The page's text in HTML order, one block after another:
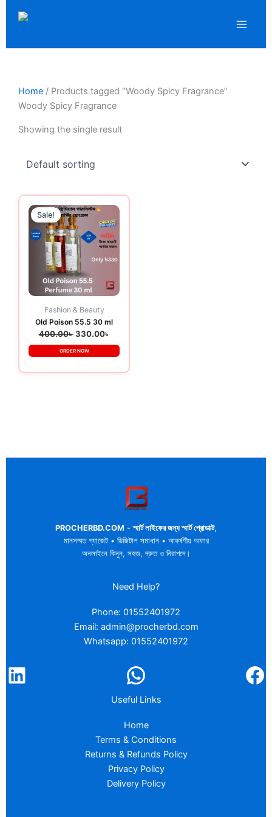
Home / Products tagged “Woody Spicy Fragrance”
Woody Spicy Fragrance
Showing the single result
Sale!
Fashion & Beauty
Old Poison 55.5 30 ml
400.00৳
price
was:
400.00৳ .
330.00৳
Current
price
is:
330.00৳ .
ORDER NOW
PROCHERBD.COM -স্মার্ট লাইফের জন্য স্মার্ট প্রোডাক্ট,
মানসম্মত গ্যাজেট • ডিজিটাল সমাধান • আকর্ষণীয় অফার
অনলাইনে কিনুন, সহজ, দ্রুত ও নিরাপদে।
Need Help?
Phone: 01552401972
Email: admin@procherbd.com
Whatsapp: 01552401972
Useful Links
Home
Terms & Conditions
Returns & Refunds Policy
Privacy Policy
Delivery Policy